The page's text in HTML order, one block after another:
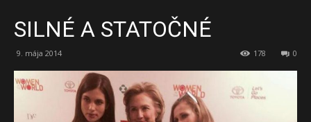
SILNÉ A STATOČNÉ
9. mája 2014 0
178